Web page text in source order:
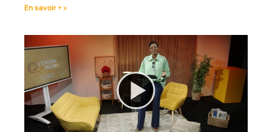
En savoir + »